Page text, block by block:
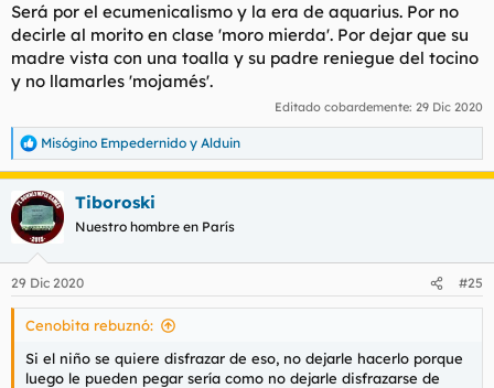
Será por el ecumenicalismo y la era de aquarius. Por no
decirle al morito en clase 'moro mierda'. Por dejar que su
madre vista con una toalla y su padre reniegue del tocino
y no llamarles 'mojamés'.
Editado cobardemente: 29 Dic 2020
R
e
a
c
c
i
e
s
Misógino Empedernido y Alduin
Tiboroski
Nuestro hombre en París
29 Dic 2020 #25
Cenobita rebuznó:
Si el niño se quiere disfrazar de eso, no dejarle hacerlo porque
luego le pueden pegar sería como no dejarle disfrazarse de